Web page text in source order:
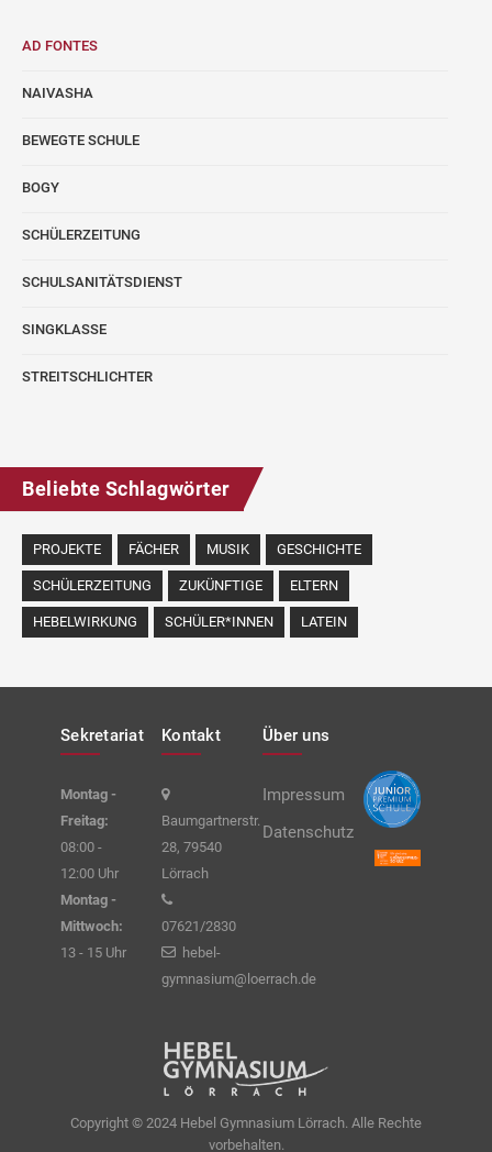
AD FONTES
NAIVASHA
BEWEGTE SCHULE
BOGY
SCHÜLERZEITUNG
SCHULSANITÄTSDIENST
SINGKLASSE
STREITSCHLICHTER
Beliebte Schlagwörter
PROJEKTE FÄCHER MUSIK GESCHICHTE
SCHÜLERZEITUNG ZUKÜNFTIGE ELTERN
HEBELWIRKUNG SCHÜLER*INNEN LATEIN
Sekretariat
Montag -
Freitag:
08:00 -
12:00 Uhr
Montag -
Mittwoch:
13 - 15 Uhr
Kontakt
Baumgartnerstr.
28, 79540
Lörrach
07621/2830
hebel-
gymnasium@loerrach.de
Über uns
Impressum
Datenschutz
Copyright © 2024 Hebel Gymnasium Lörrach. Alle Rechte
vorbehalten.